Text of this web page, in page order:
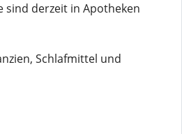
sind derzeit in Apotheken
Schlafmittel und